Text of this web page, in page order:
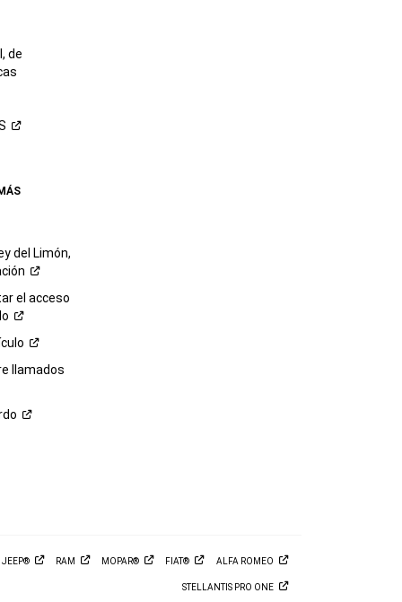
de
del Limón,
el acceso
llamados
JEEP® RAM MOPAR® FIAT® ALFA ROMEO
STELLANTIS PRO ONE